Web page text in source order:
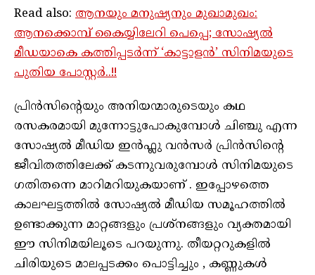
Read also: ആനയും മനുഷ്യനും മുഖാമുഖം:
ആനക്കൊമ്പ് കൈയ്യിലേറി പെപ്പെ; സോഷ്യൽ
മീഡയാകെ കത്തിപ്പടർന്ന് ‘കാട്ടാളൻ’ സിനിമയുടെ
പുതിയ പോസ്റ്റർ..!!
പ്രിൻസിന്റെയും അനിയന്മാരുടെയും കഥ
രസകരമായി മുന്നോട്ടുപോകുമ്പോൾ ചിഞ്ചു എന്ന
സോഷ്യൽ മീഡിയ ഇൻഫ്ലു വൻസർ പ്രിൻസിന്റെ
ജീവിതത്തിലേക്ക് കടന്നുവരുമ്പോൾ സിനിമയുടെ
ഗതിതന്നെ മാറിമറിയുകയാണ് . ഇപ്പോഴത്തെ
കാലഘട്ടത്തിൽ സോഷ്യൽ മീഡിയ സമൂഹത്തിൽ
ഉണ്ടാക്കുന്ന മാറ്റങ്ങളും പ്രശ്നങ്ങളും വ്യക്തമായി
ഈ സിനിമയിലൂടെ പറയുന്നു. തീയറ്ററുകളിൽ
ചിരിയുടെ മാലപ്പടക്കം പൊട്ടിച്ചും , കണ്ണുകൾ